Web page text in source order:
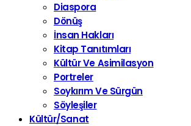
Diaspora
Dönüş
İnsan Hakları
Kitap Tanıtımları
Kültür Ve Asimilasyon
Portreler
Soykırım Ve Sürgün
Söyleşiler
Kültür/Sanat